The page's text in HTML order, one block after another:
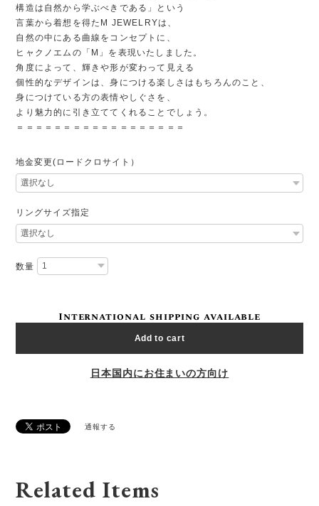
構造は自然から学ぶべきである」という
言葉から着想を得たM JEWELRYは、
自然の中にある曲線をコンセプトに、
ヒャクノエムの「M」を表現いたしました。
角度によって、輝きや形が変わって見える
個性的なデザインは、身につける楽しさはもちろんのこと、
身につけている方の表情やしぐさを、
より魅力的に引き立ててくれることでしょう。
＝＝＝＝＝＝＝＝＝＝＝＝＝＝＝＝＝＝
地金変更(ロードクロサイト）
リングサイズ指定
数量
International shipping available
Add to cart
日本国内にお住まいの方向け
通報する
Related Items